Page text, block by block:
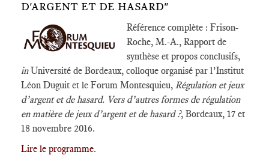
D'ARGENT ET DE HASARD"
Référence complète : Frison-
Roche, M.-A., Rapport de
synthèse et propos conclusifs,
inUniversité de Bordeaux, colloque organisé par l’Institut
Léon Duguit et le Forum Montesquieu, Régulation et jeux
d’argent et de hasard. Vers d’autres formes de régulation
en matière de jeux d’argent et de hasard ?, Bordeaux, 17 et
18 novembre 2016.
Lire le programme.